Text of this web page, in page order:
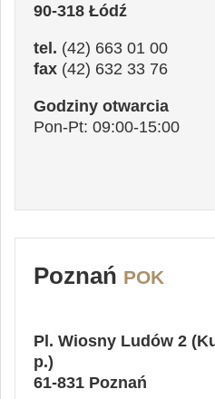
90-318 Łódź
tel. (42) 663 01 00
fax (42) 632 33 76
Godziny otwarcia
Pon-Pt: 09:00-15:00
Poznań POK
Pl. Wiosny Ludów 2
p.)
61-831 Poznań